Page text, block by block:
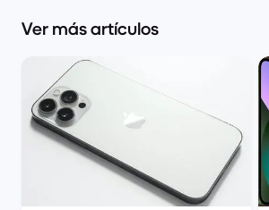
Ver más artículos